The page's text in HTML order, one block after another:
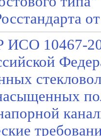
10467-